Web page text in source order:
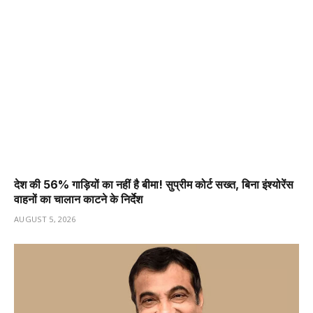
देश की 56% गाड़ियों का नहीं है बीमा! सुप्रीम कोर्ट सख्त, बिना इंश्योरेंस
वाहनों का चालान काटने के निर्देश
AUGUST 5, 2026